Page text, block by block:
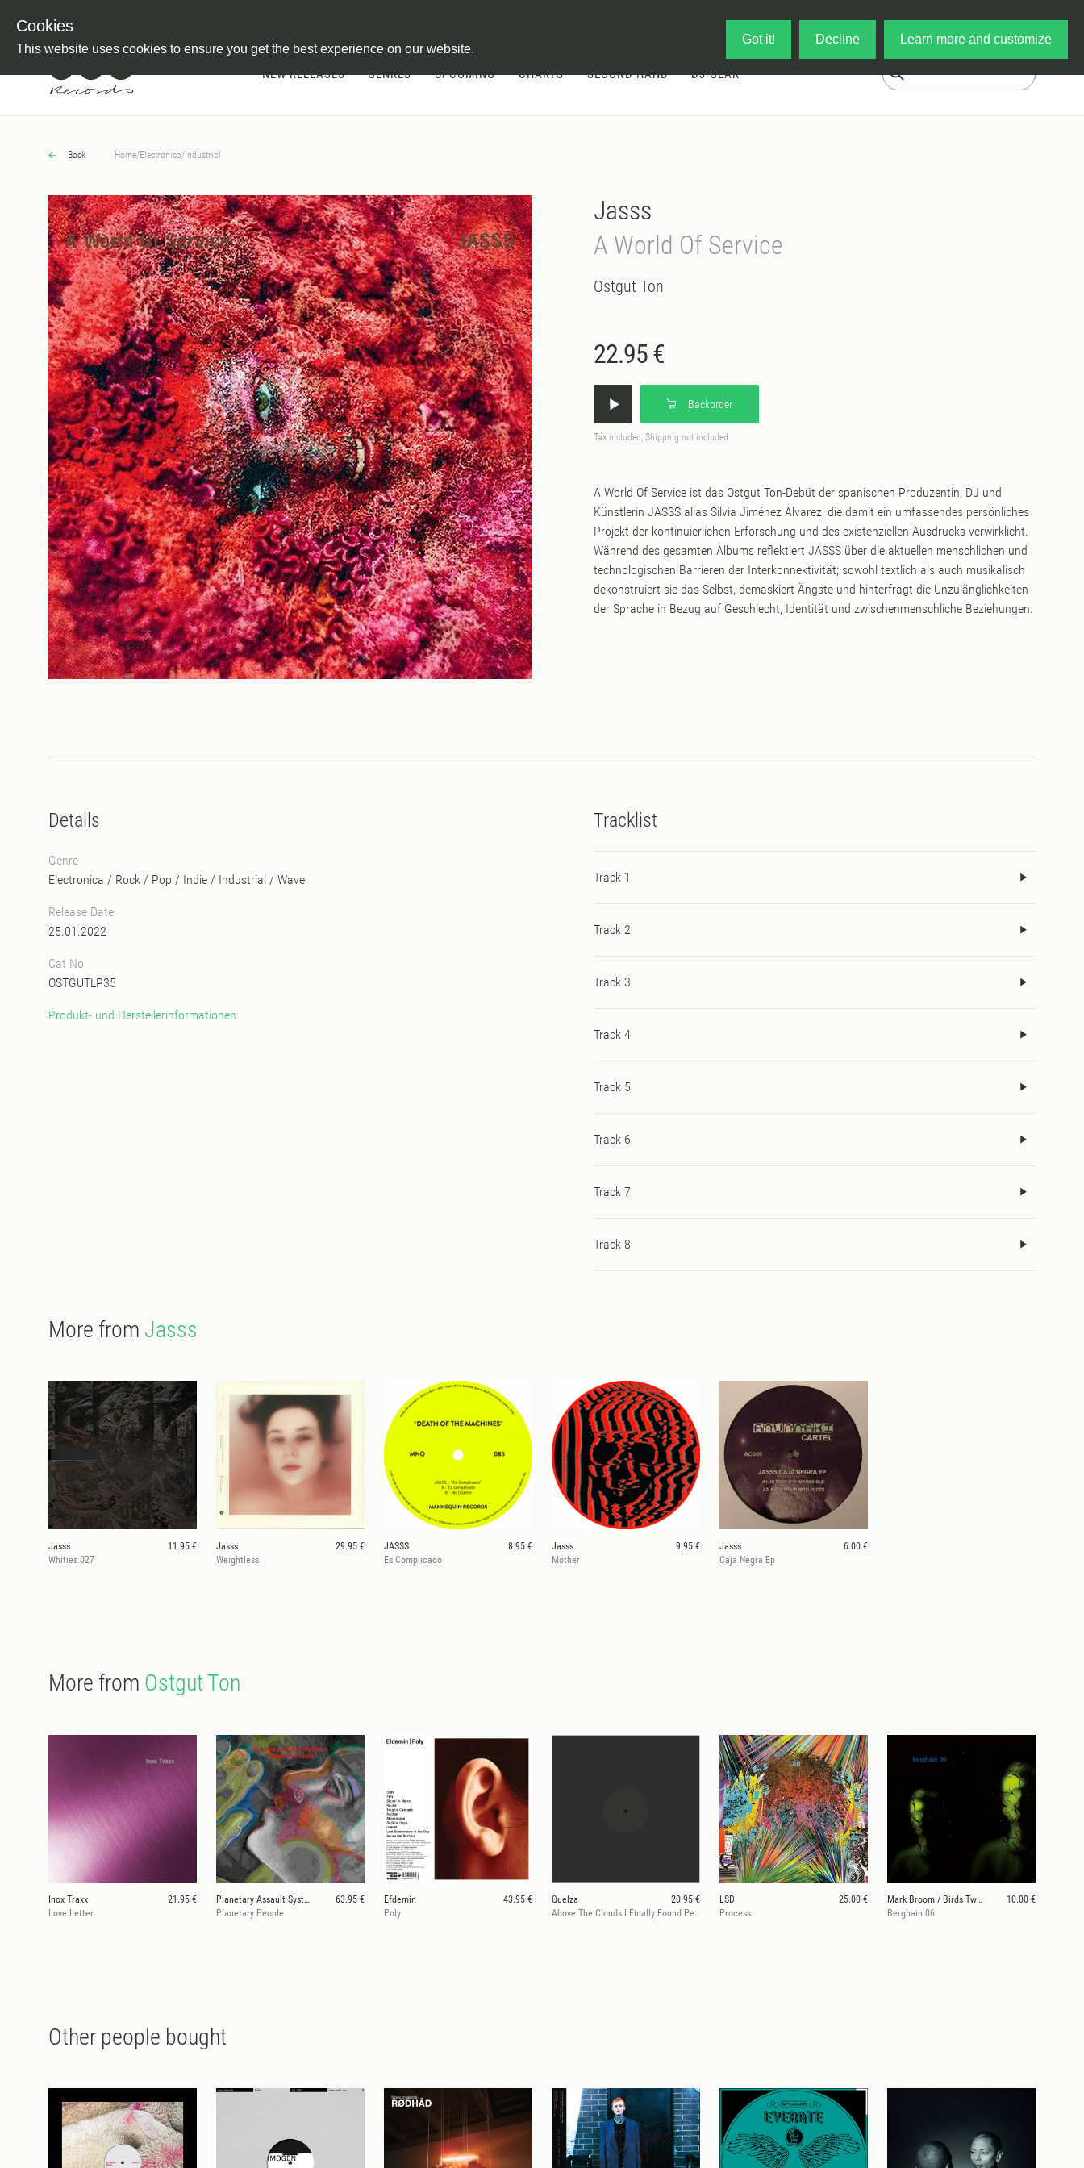
Cookies
This website uses cookies to ensure you get the best experience on our website.
Got it! Decline Learn more and customize
NEW RELEASES GENRES UPCOMING CHARTS SECOND HAND DJ-GEAR
Back Home/Electronica/Industrial
Jasss
A World Of Service
Ostgut Ton
22.95 €
Backorder
Tax included, Shipping not included
A World Of Service ist das Ostgut Ton-Debüt der spanischen Produzentin, DJ und
Künstlerin JASSS alias Silvia Jiménez Alvarez, die damit ein umfassendes persönliches
Projekt der kontinuierlichen Erforschung und des existenziellen Ausdrucks verwirklicht.
Während des gesamten Albums reflektiert JASSS über die aktuellen menschlichen und
technologischen Barrieren der Interkonnektivität; sowohl textlich als auch musikalisch
dekonstruiert sie das Selbst, demaskiert Ängste und hinterfragt die Unzulänglichkeiten
der Sprache in Bezug auf Geschlecht, Identität und zwischenmenschliche Beziehungen.
Details
Genre
Electronica / Rock / Pop / Indie / Industrial / Wave
Release Date
25.01.2022
Cat No
OSTGUTLP35
Produkt- und Herstellerinformationen
Tracklist
Track 1
Track 2
Track 3
Track 4
Track 5
Track 6
Track 7
Track 8
More from Jasss
Jasss
11.95 €
Whities 027
Jasss
29.95 €
Weightless
JASSS
8.95 €
Es Complicado
Jasss
9.95 €
Mother
Jasss
6.00 €
Caja Negra Ep
More from Ostgut Ton
Inox Traxx
21.95 €
Love Letter
Planetary Assault Systems
63.95 €
Planetary People
Efdemin
43.95 €
Poly
Quelza
20.95 €
Above The Clouds I Finally Found Peace
LSD
25.00 €
Process
Mark Broom / Birds Two Cage / P. Gräser
10.00 €
Berghain 06
Other people bought